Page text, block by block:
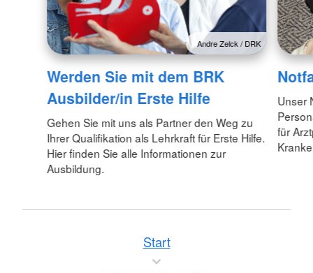
Andre Zelck / DRK
Werden Sie mit dem BRK
Ausbilder/in Erste Hilfe
Gehen Sie mit uns als Partner den Weg zu
Ihrer Qualifikation als Lehrkraft für Erste Hilfe.
Hier finden Sie alle Informationen zur
Ausbildung.
Unser
für
Start